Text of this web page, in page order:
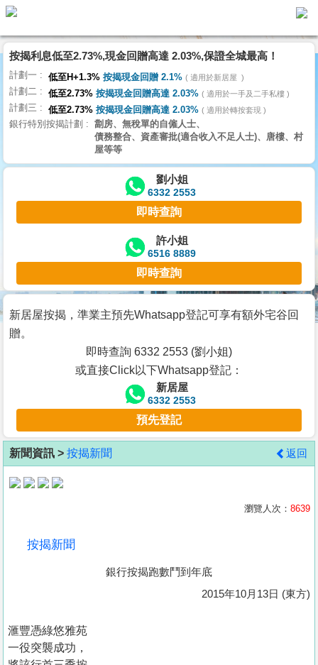
代
理
主
頁
搵
樓/
交
業
主
宅
谷
按
客
地
產
置
按揭利息低至2.73%,現金回贈高達 2.03%,保證全城最高！
計劃一 低至H+1.3% 按揭現金回贈 2.1% 適用於新居屋
計劃二 低至2.73% 按揭現金回贈高達 2.03% 適用於一手及二手私樓
計劃三 低至2.73% 按揭現金回贈高達 2.03% 適用於轉按套現
銀行特別按揭計劃
劏房、無稅單的自僱人士、
債務整合、資產審批(適合收入不足人士)、唐樓、村
屋等等
劉小姐
6332 2553
即時查詢
許小姐
6516 8889
即時查詢
新居屋按揭，準業主預先Whatsapp登記可享有額外宅谷回
贈。
即時查詢 6332 2553 (劉小姐)
或直接Click以下Whatsapp登記：
新居屋
6332 2553
預先登記
新聞資訊 > 按揭新聞 返回
瀏覽人次： 8639
按揭新聞
銀行按揭跑數鬥到年底
2015年10月13日 (東方)
滙豐憑綠悠雅苑
一役突襲成功，